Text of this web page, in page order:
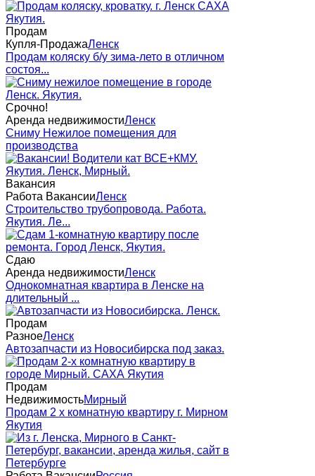
Продам
Купля-ПродажаЛенск
Продам коляску б/у зима-лето в отличном
состоя...
Срочно!
Аренда недвижимостиЛенск
Сниму Нежилое помещения для
производства
Вакансия
Работа ВакансииЛенск
Строительство трубопровода. Работа.
Якутия. Ле...
Сдаю
Аренда недвижимостиЛенск
Однокомнатная квартира в Ленске на
длительный ...
Продам
РазноеЛенск
Автозапчасти из Новосибирска под заказ.
Продам
НедвижимостьМирный
Продам 2 х комнатную квартиру г. Мирном
Якутия